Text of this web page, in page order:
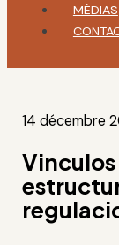
MÉDIAS
14 décembre